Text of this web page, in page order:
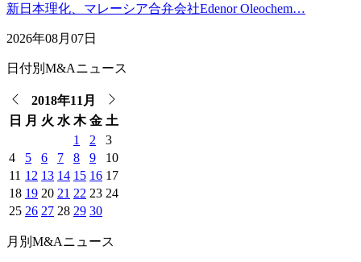
新日本理化、マレーシア合弁会社Edenor Oleochem…
2026年08月07日
日付別M&Aニュース
2018年11月
日
月 火 水 木 金 土
1
2
3
4
5 6 7 8 9
10
11 12 13 14 15 16 17
18 19 20 21 22 23 24
25 26 27 28 29 30
月別M&Aニュース